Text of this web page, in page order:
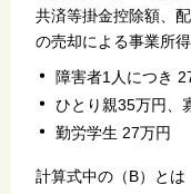
共済等掛金控除額、
の売却による事業所
障害者1人につき
ひとり親35万円、
勤労学生 27万円
計算式中の（B）とは